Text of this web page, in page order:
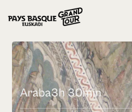
Araba3h 30min